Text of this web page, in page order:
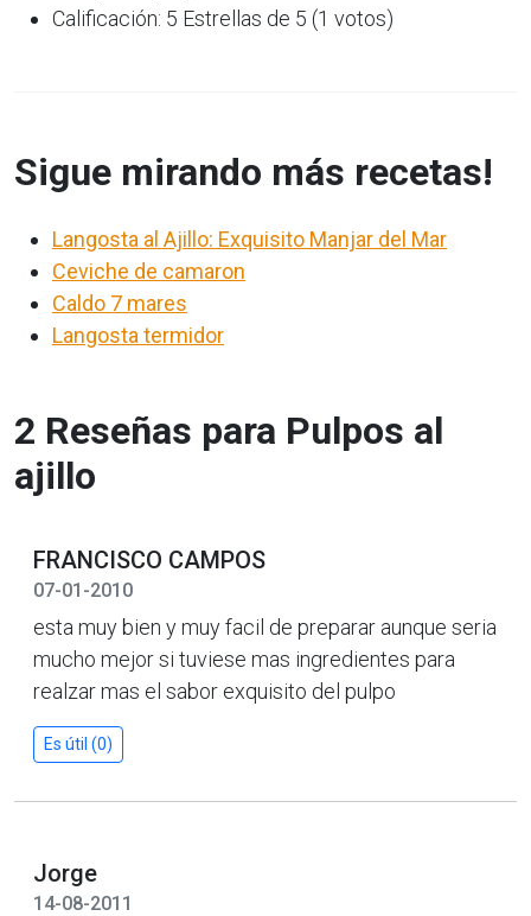
Calificación: 5 Estrellas de 5 (1 votos)
Sigue mirando más recetas!
Langosta al Ajillo: Exquisito Manjar del Mar
Ceviche de camaron
Caldo 7 mares
Langosta termidor
2 Reseñas para Pulpos al
ajillo
FRANCISCO CAMPOS
07-01-2010
esta muy bien y muy facil de preparar aunque seria
mucho mejor si tuviese mas ingredientes para
realzar mas el sabor exquisito del pulpo
Es útil (0)
Jorge
14-08-2011